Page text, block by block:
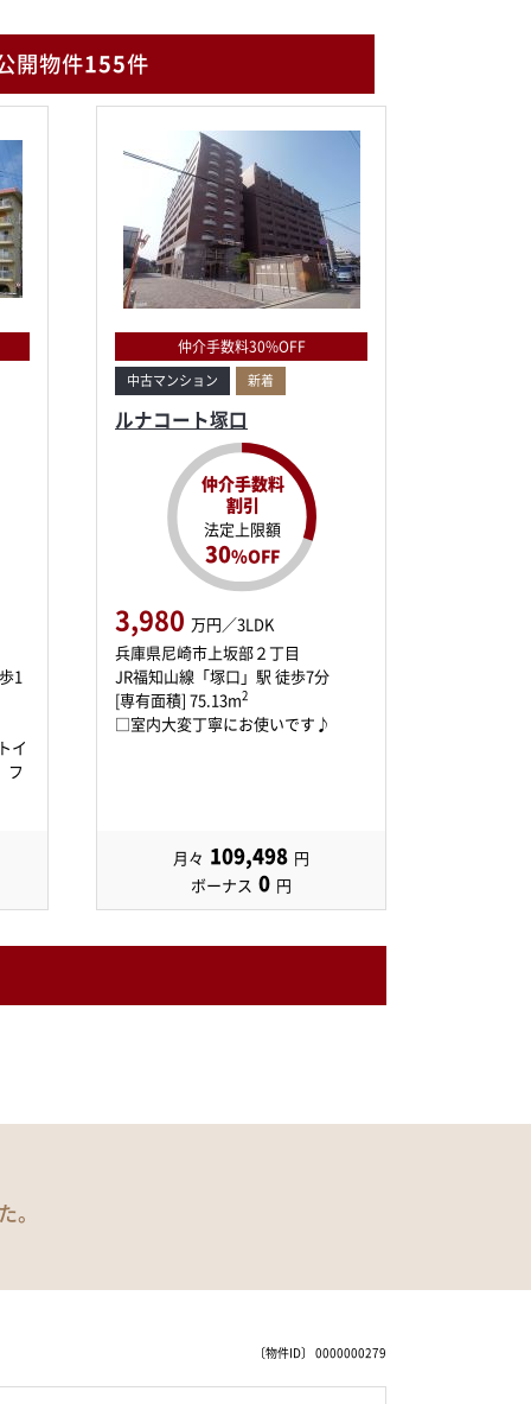
開物件155件
1
イ
フ
仲介手数料30%OFF
中古マンション 新着
ルナコート塚口
仲介手数料
割引
法定上限額
30%OFF
3,980 万円／3LDK
兵庫県尼崎市上坂部２丁目
JR福知山線「塚口」駅 徒歩7分
[専有面積] 75.13m2
□室内大変丁寧にお使いです♪
月々 109,498 円
ボーナス 0 円
。
〔物件ID〕 0000000279